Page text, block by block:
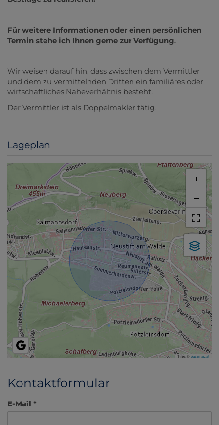
Für weitere Informationen oder einen persönlichen
Termin stehe ich Ihnen gerne zur Verfügung.
Wir weisen darauf hin, dass zwischen dem Vermittler
und dem zu vermittelnden Dritten ein familiäres oder
wirtschaftliches Naheverhältnis besteht.
Der Vermittler ist als Doppelmakler tätig.
Lageplan
+
−
Tiles ©basemap.at
Kontaktformular
E-Mail